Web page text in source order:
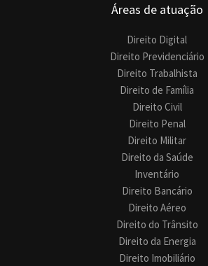
Áreas de atuação
Direito Digital
Direito Previdenciário
Direito Trabalhista
Direito de Família
Direito Civil
Direito Penal
Direito Militar
Direito da Saúde
Inventário
Direito Bancário
Direito Aéreo
Direito do Trânsito
Direito da Energia
Direito Imobiliário